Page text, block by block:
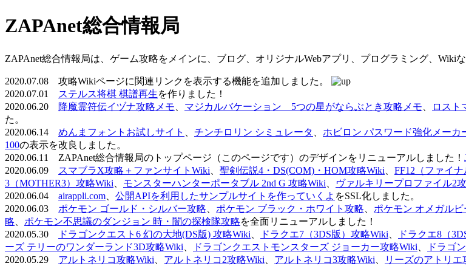
ZAPAnet総合情報局
ZAPAnet総合情報局は、ゲーム攻略をメインに、ブログ、オリジナルWebアプリ、プログラミング、Wiki
2020.07.08 攻略Wikiページに関連リンクを表示する機能を追加しました。
2020.07.01
ステルス将棋 棋譜再生を作りました！
2020.06.20
降魔霊符伝イヅナ攻略メモ マジカルバケーション 5つの星がならぶとき攻略メモ ロスト
た。
2020.06.14 めんまフォントお試しサイト チンチロリン シミュレータ ホビロン パスワード強化メーカ
100の表示を改良しました。
2020.06.11 ZAPAnet総合情報局のトップページ（このページです）のデザインをリニューアルしました！
2020.06.09
スマブラX攻略＋ファンサイトWiki 聖剣伝説4・DS(COM)・HOM攻略Wiki FF12（ファイ
3（MOTHER3）攻略Wiki
モンスターハンターポータブル 2nd G 攻略Wiki ヴァルキリープロファイル2
2020.06.04 airappli.com 公開APIを利用したサンプルサイトを作っていくよ をSSL化しました。
2020.06.03 ポケモン ゴールド・シルバー攻略 ポケモン ブラック・ホワイト攻略 ポケモン オメガル
略
ポケモン不思議のダンジョン 時・闇の探検隊攻略を全面リニューアルしました！
2020.05.30
ドラゴンクエスト6 幻の大地(DS版) 攻略Wiki ドラクエ7（3DS版）攻略Wiki ドラクエ8（
ーズ テリーのワンダーランド3D攻略Wiki
ドラゴンクエストモンスターズ ジョーカー攻略Wiki ドラゴ
2020.05.29 アルトネリコ攻略Wiki アルトネリコ2攻略Wiki アルトネリコ3攻略Wiki リーズのアトリエ